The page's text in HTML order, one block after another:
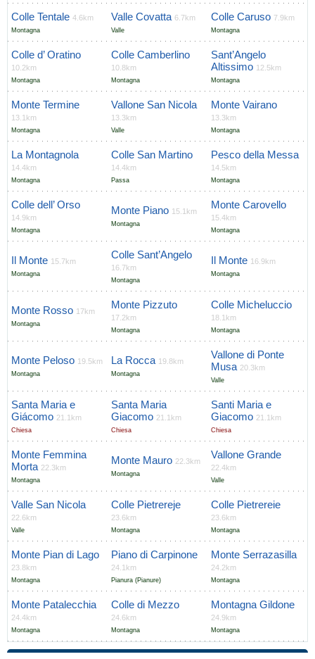
Colle Tentale 4.6km
Montagna
Valle Covatta 6.7km
Valle
Colle Caruso 7.9km
Montagna
Colle d’ Oratino
10.2km
Montagna
Colle Camberlino
10.8km
Montagna
Sant’Angelo
Altissimo 12.5km
Montagna
Monte Termine
13.1km
Montagna
Vallone San Nicola
13.3km
Valle
Monte Vairano
13.3km
Montagna
La Montagnola
14.4km
Montagna
Colle San Martino
14.4km
Passa
Pesco della Messa
14.5km
Montagna
Colle dell’ Orso
14.9km
Montagna
Monte Piano 15.1km
Montagna
Monte Carovello
15.4km
Montagna
Il Monte 15.7km
Montagna
Colle Sant’Angelo
16.7km
Montagna
Il Monte 16.9km
Montagna
Monte Rosso 17km
Montagna
Monte Pizzuto
17.2km
Montagna
Colle Micheluccio
18.1km
Montagna
Monte Peloso 19.5km
Montagna
La Rocca 19.8km
Montagna
Vallone di Ponte
Musa 20.3km
Valle
Santa Maria e
Giácomo 21.1km
Chiesa
Santa Maria
Giacomo 21.1km
Chiesa
Santi Maria e
Giacomo 21.1km
Chiesa
Monte Femmina
Morta 22.3km
Montagna
Monte Mauro 22.3km
Montagna
Vallone Grande
22.4km
Valle
Valle San Nicola
22.6km
Valle
Colle Pietrereje
23.6km
Montagna
Colle Pietrereie
23.6km
Montagna
Monte Pian di Lago
23.8km
Montagna
Piano di Carpinone
24.1km
Pianura (Pianure)
Monte Serrazasilla
24.2km
Montagna
Monte Patalecchia
24.4km
Montagna
Colle di Mezzo
24.6km
Montagna
Montagna Gildone
24.9km
Montagna